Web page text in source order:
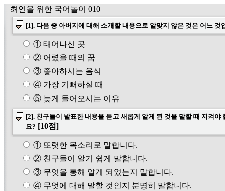
최연을 위한 국어놀이 010
[1]. 다음 중 아버지에 대해 소개할 내용으로 알맞지 않은 것은 어느 것
① 태어나신 곳
② 어렸을 때의 꿈
③ 좋아하시는 음식
④ 가장 기뻐하실 때
⑤ 늦게 들어오시는 이유
[2]. 친구들이 발표한 내용을 듣고 새롭게 알게 된 것을 말할 때 지켜야
요? [10점]
① 또렷한 목소리로 말합니다.
② 친구들이 알기 쉽게 말합니다.
③ 무엇을 통해 알게 되었는지 말합니다.
④ 무엇에 대해 말할 것인지 분명히 말합니다.